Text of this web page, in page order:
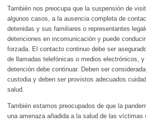
También nos preocupa que la suspensión de
algunos casos, a la ausencia completa de
detenidas y sus familiares o representantes
detenciones en incomunicación y puede
forzada. El contacto continuo debe ser
de llamadas telefónicas o medios electrónicos,
detención debe continuar. Deben ser
custodia y deben ser provistos adecuados
salud.
También estamos preocupados de que la
una amenaza añadida a la salud de las víctimas